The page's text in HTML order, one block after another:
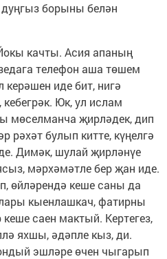
борыны белән
качты. Асия апаның
телефон аша төшем
иде бит, нигә
Юк, ул ислам
мөселманча җирләдек, дип
рәхәт булып китте, күңелгә
Димәк, шулай җирләнүе
мәрхәмәтле бер җан иде.
өйләрендә кеше саны да
кыенлашкач, фатирны
кеше саен мактый. Кертегез,
яхшы, әдәпле кыз, ди.
эшләре өчен чыгарып